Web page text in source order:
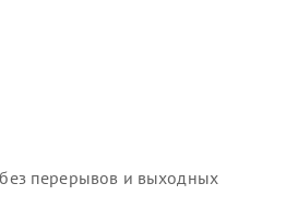
перерывов и выходных